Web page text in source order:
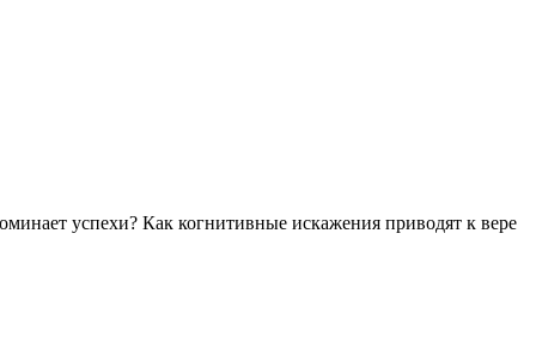
успехи? Как когнитивные искажения приводят к вере